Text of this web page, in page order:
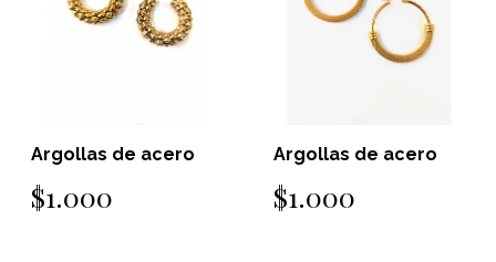
Argollas de acero
$1.000
Argollas de acero
$1.000